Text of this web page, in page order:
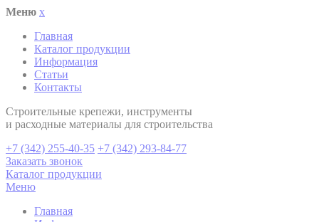
Меню x
Главная
Каталог продукции
Информация
Статьи
Контакты
Cтроительные крепежи, инструменты
и расходные материалы для строительства
+7 (342) 255-40-35 +7 (342) 293-84-77
Заказать звонок
Каталог продукции
Меню
Главная